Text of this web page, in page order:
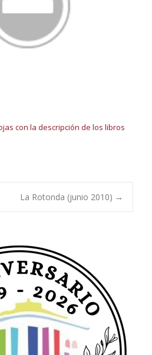
con la descripción de los libros
La Rotonda (junio 2010) →